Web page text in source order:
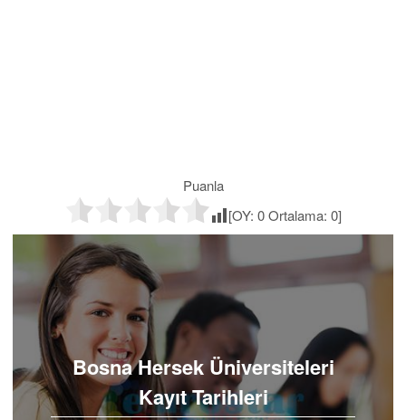
Puanla
[OY: 0Ortalama: 0]
Bosna Hersek Üniversiteleri
Kayıt Tarihleri